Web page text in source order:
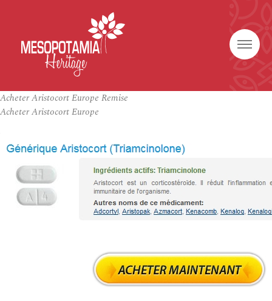
Acheter Aristocort Europe Remise
Acheter Aristocort Europe